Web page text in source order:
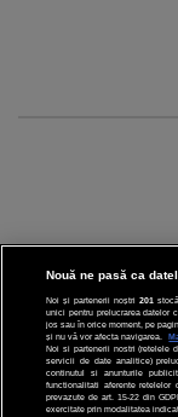
CINEMA
DIVERTISMENT
STIRI
Nouă ne pasă ca
Noi și partenerii noștri 201
unici pentru prelucrarea datelor
jos sau în orice moment, pe
și nu vă vor afecta navigarea.
Noi si partenerii nostri (retelele
servicii de date analitice)
continutul si anunturile
functionalitati aferente
prevazute de art. 15-22 din
exercitate prin modalitatea